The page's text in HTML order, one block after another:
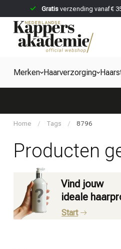
Gratisverzending vanaf €
Merken Haarverzorging
Home / Tags / 8796
Producten
Vind jouw
ideale
Start